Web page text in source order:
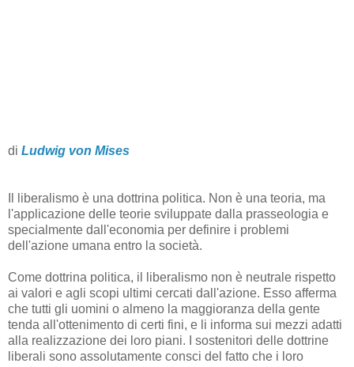
di Ludwig von Mises
Il liberalismo è una dottrina politica. Non è una teoria, ma
l'applicazione delle teorie sviluppate dalla prasseologia e
specialmente dall'economia per definire i problemi
dell'azione umana entro la società.
Come dottrina politica, il liberalismo non è neutrale rispetto
ai valori e agli scopi ultimi cercati dall'azione. Esso afferma
che tutti gli uomini o almeno la maggioranza della gente
tenda all'ottenimento di certi fini, e li informa sui mezzi adatti
alla realizzazione dei loro piani. I sostenitori delle dottrine
liberali sono assolutamente consci del fatto che i loro